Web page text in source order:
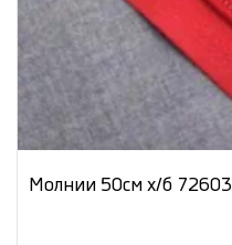
Молнии 50см х/б 72603